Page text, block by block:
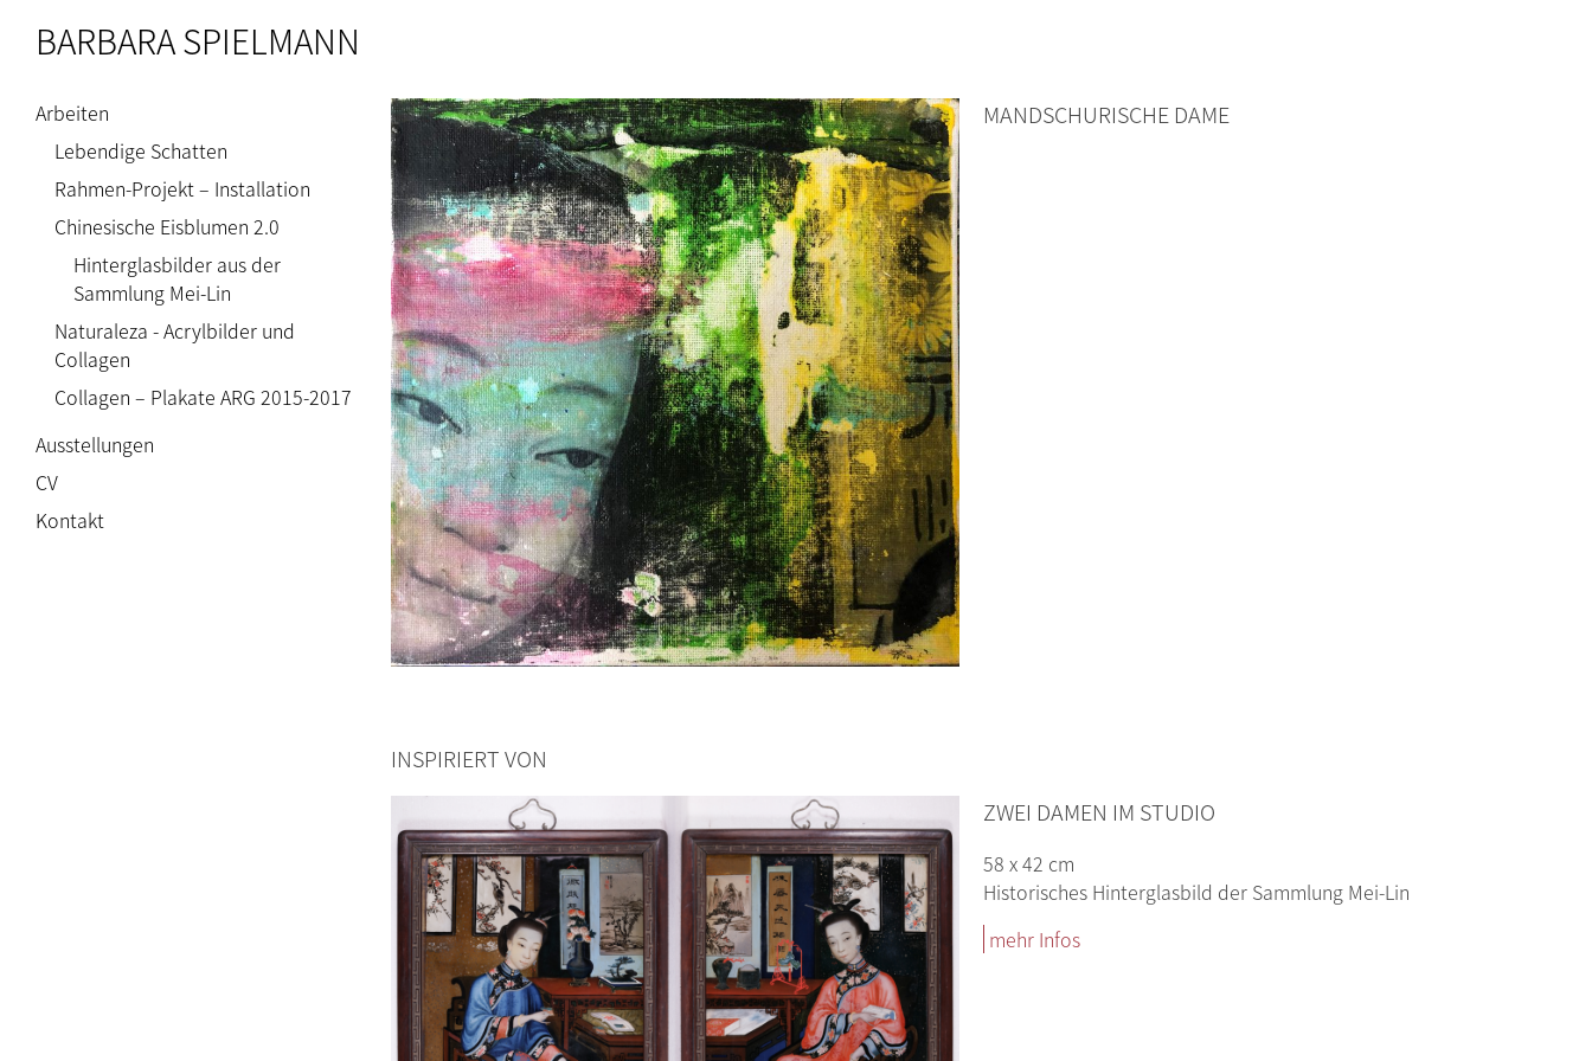
BARBARA SPIELMANN
Arbeiten
Lebendige Schatten
Rahmen-Projekt – Installation
Chinesische Eisblumen 2.0
Hinterglasbilder aus der
Sammlung Mei-Lin
Naturaleza - Acrylbilder und
Collagen
Collagen – Plakate ARG 2015-2017
Ausstellungen
CV
Kontakt
MANDSCHURISCHE DAME
INSPIRIERT VON
ZWEI DAMEN IM STUDIO
58 x 42 cm
Historisches Hinterglasbild der Sammlung Mei-Lin
mehr Infos